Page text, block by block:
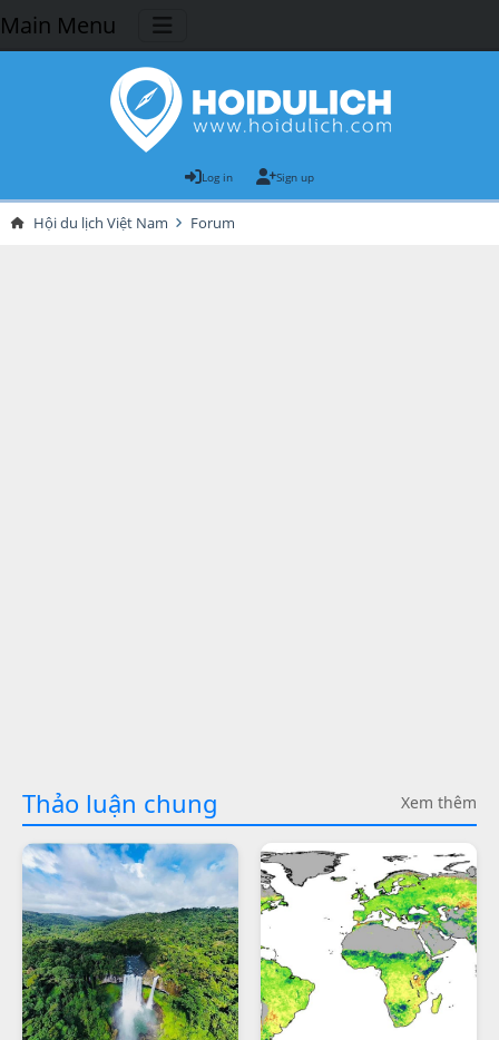
Main Menu
Log in Sign up
Hội du lịch Việt Nam Forum
Thảo luận chung Xem thêm